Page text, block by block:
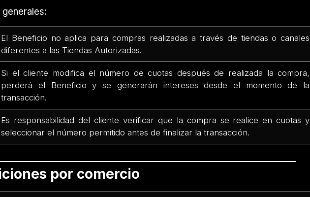
El Beneficio no aplica para compras realizadas a través de tiendas o canales
diferentes a las Tiendas Autorizadas.
Si el cliente modifica el número de cuotas después de realizada la compra,
perderá el Beneficio y se generarán intereses desde el momento de la
transacción.
Es responsabilidad del cliente verificar que la compra se realice en cuotas y
seleccionar el número permitido antes de finalizar la transacción.
por comercio